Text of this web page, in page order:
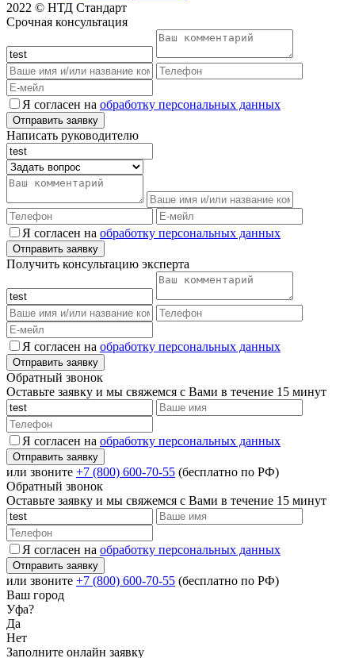
2022 © НТД Стандарт
Срочная консультация
Я согласен на обработку персональных данных
Написать руководителю
Я согласен на обработку персональных данных
Получить консультацию эксперта
Я согласен на обработку персональных данных
Обратный звонок
Оставьте заявку и мы свяжемся с Вами в течение 15 минут
Я согласен на обработку персональных данных
или звоните +7 (800) 600-70-55 (бесплатно по РФ)
Обратный звонок
Оставьте заявку и мы свяжемся с Вами в течение 15 минут
Я согласен на обработку персональных данных
или звоните +7 (800) 600-70-55 (бесплатно по РФ)
Ваш город
Уфа?
Да
Нет
Заполните онлайн заявку